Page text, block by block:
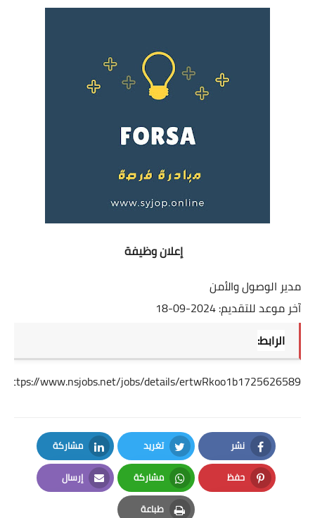
إعلان وظيفة
مدير الوصول والأمن
آخر موعد للتقديم: 2024-09-18
الرابط:
https://www.nsjobs.net/jobs/details/ertwRkoo1b1725626589
نشر
Facebook
تغريد
Twitter
مشاركة
LinkedIn
حفظ
Pinterest
مشاركة
Whatsapp
إرسال
Email
طباعة